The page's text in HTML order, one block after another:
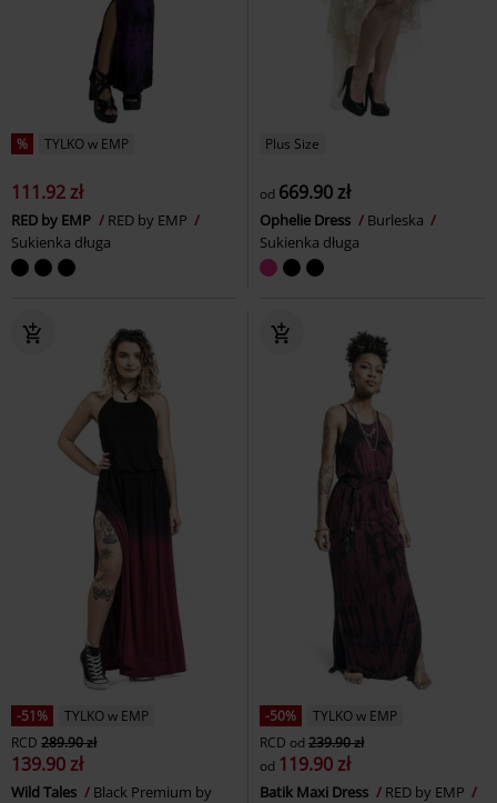
% TYLKO w EMP
111.92 zł
RED by EMP
RED by EMP
Sukienka długa
Plus Size
od 669.90 zł
Ophelie Dress
Burleska
Sukienka długa
-51%
TYLKO w EMP
RCD 289.90 zł
139.90 zł
Wild Tales
Black Premium by
-50%
TYLKO w EMP
RCD od 239.90 zł
od 119.90 zł
Batik Maxi Dress
RED by EMP